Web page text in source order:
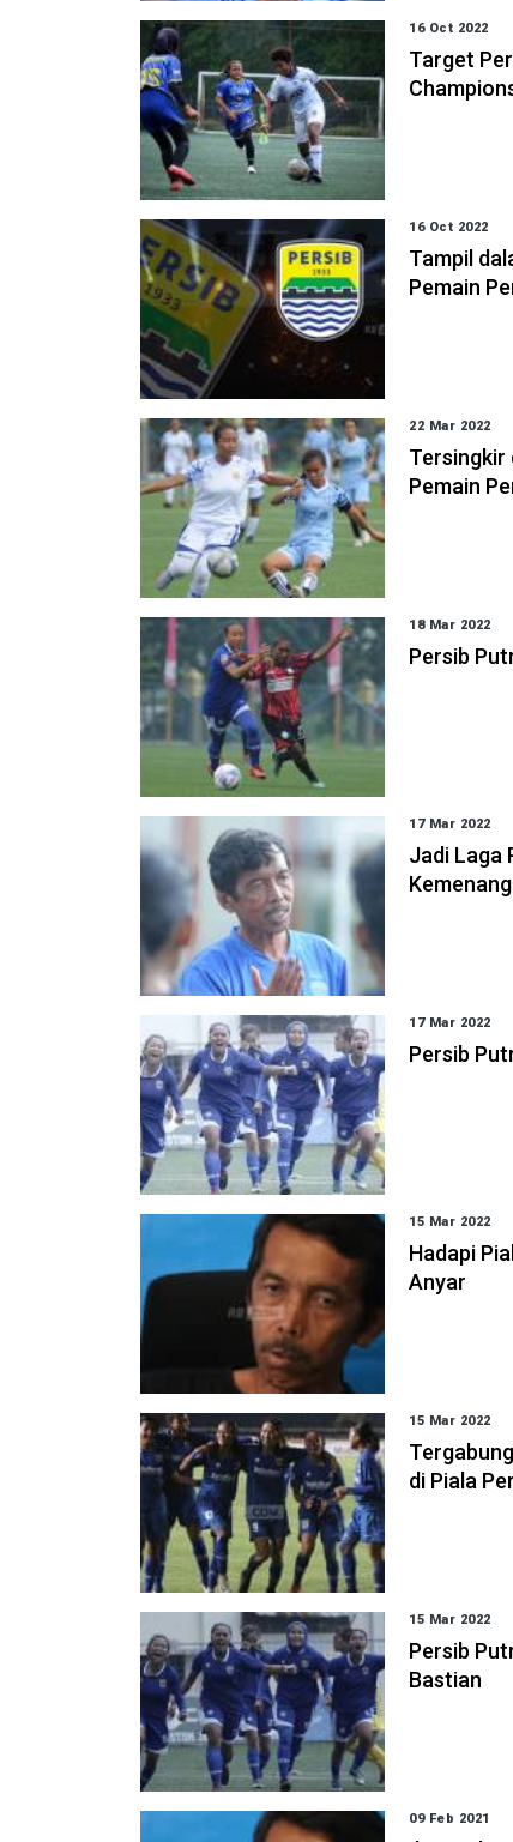
16 Oct 2022
Target
16 Oct 2022
Tampil
Pemain
22 Mar 2022
Tersingkir
Pemain
18 Mar 2022
Persib
17 Mar 2022
Jadi Laga
17 Mar 2022
Persib
15 Mar 2022
Hadapi
Anyar
15 Mar 2022
di Piala
15 Mar 2022
Persib
Bastian
09 Feb 2021